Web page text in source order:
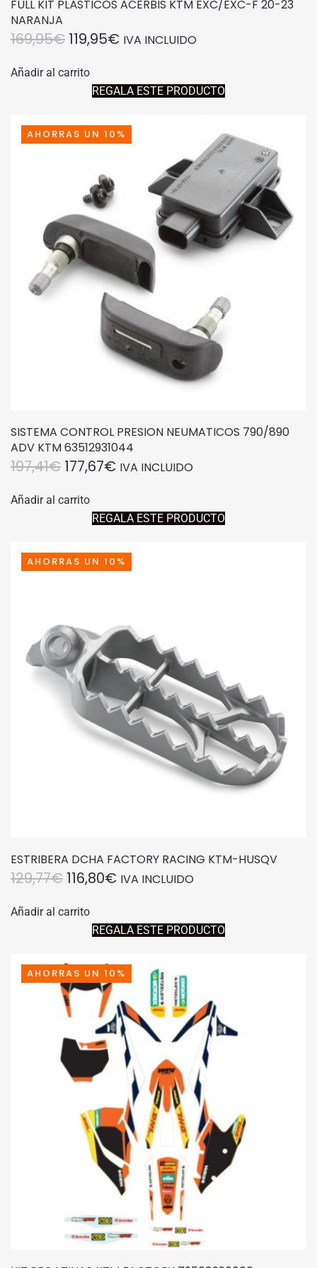
FULL KIT PLÁSTICOS ACERBIS KTM EXC/EXC-F 20-23
NARANJA
169,95€ EL
ORIGINAL
ERA:
169,95€.
119,95€EL
ACTUAL
ES:
119,95€.
IVA INCLUIDO
Añadir al carrito
REGALA ESTE PRODUCTO
AHORRAS UN 10%
SISTEMA CONTROL PRESION NEUMATICOS 790/890
ADV KTM 63512931044
197,41€ EL
ORIGINAL
197,41€.
177,67€EL
ACTUAL
ES:
177,67€.
IVA INCLUIDO
Añadir al carrito
REGALA ESTE PRODUCTO
AHORRAS UN 10%
ESTRIBERA DCHA FACTORY RACING KTM-HUSQV
129,77€ EL
ORIGINAL
ERA:
129,77€.
116,80€EL
ACTUAL
ES:
116,80€.
IVA INCLUIDO
Añadir al carrito
REGALA ESTE PRODUCTO
AHORRAS UN 10%